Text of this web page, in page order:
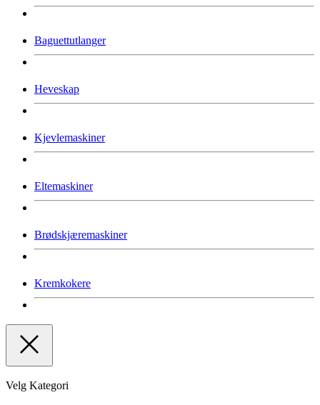
Baguettutlanger
Heveskap
Kjevlemaskiner
Eltemaskiner
Brødskjæremaskiner
Kremkokere
Velg Kategori